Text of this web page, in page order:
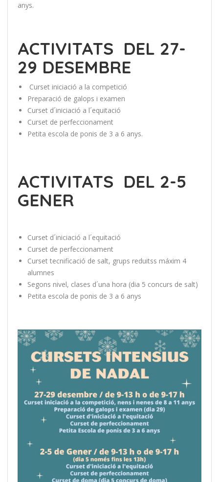
anys.
ACTIVITATS DEL 27-
29 DESEMBRE
Curset iniciació a la competició
Preparació de galops i examen
Curset d´iniciació a l´equitació
Curset de perfeccionament
Petita escola de ponis de 3 a 6 anys.
ACTIVITATS DEL 2-5
GENER
Curset d´iniciació a l´equitació
Curset de perfeccionament
Curset tecnificació de salt, grups reduitss máxim 4
alumnes
Segons nivel, clases d´una hora (dia 5 concurs de salt)
Petita escola de ponis de 3 a 6 anys